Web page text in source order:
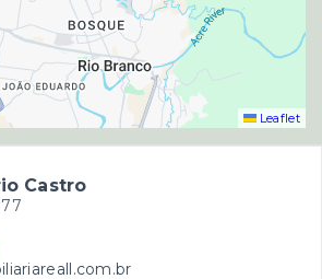
Leaflet
Castro